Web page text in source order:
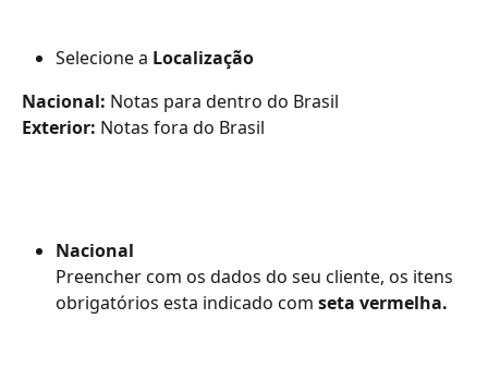
Selecione a Localização
Nacional: Notas para dentro do Brasil
Exterior: Notas fora do Brasil
Nacional
Preencher com os dados do seu cliente, os itens
obrigatórios esta indicado com seta vermelha.